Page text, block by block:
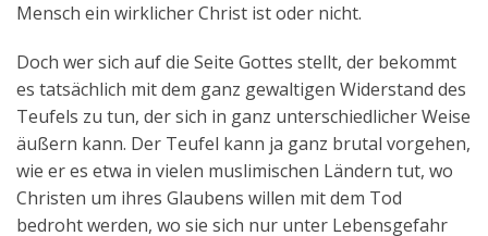
Mensch ein wirklicher Christ ist oder nicht.
Doch wer sich auf die Seite Gottes stellt, der bekommt
es tatsächlich mit dem ganz gewaltigen Widerstand des
Teufels zu tun, der sich in ganz unterschiedlicher Weise
äußern kann. Der Teufel kann ja ganz brutal vorgehen,
wie er es etwa in vielen muslimischen Ländern tut, wo
Christen um ihres Glaubens willen mit dem Tod
bedroht werden, wo sie sich nur unter Lebensgefahr